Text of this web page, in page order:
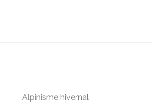
Alpinisme hivernal